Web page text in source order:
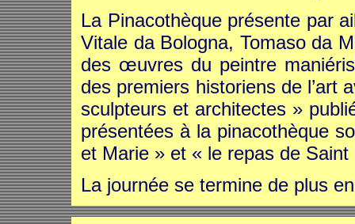
La Pinacothèque présente par
Vitale da Bologna, Tomaso da
des œuvres du peintre
des premiers historiens de l’art
sculpteurs et architectes »
présentées à la pinacothèque
et Marie » et « le repas de Saint
La journée se termine de plus